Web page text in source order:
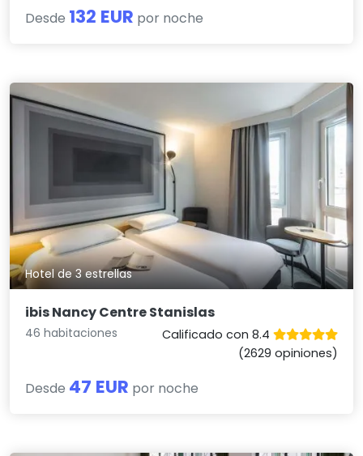
Desde 132 EUR por noche
Hotel de 3 estrellas
ibis Nancy Centre Stanislas
46 habitaciones
Calificado con 8.4
(2629 opiniones)
Desde 47 EUR por noche